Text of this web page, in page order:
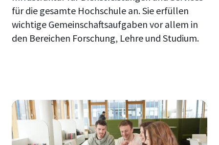
für die gesamte Hochschule an. Sie erfüllen
wichtige Gemeinschaftsaufgaben vor allem in
den Bereichen Forschung, Lehre und Studium.